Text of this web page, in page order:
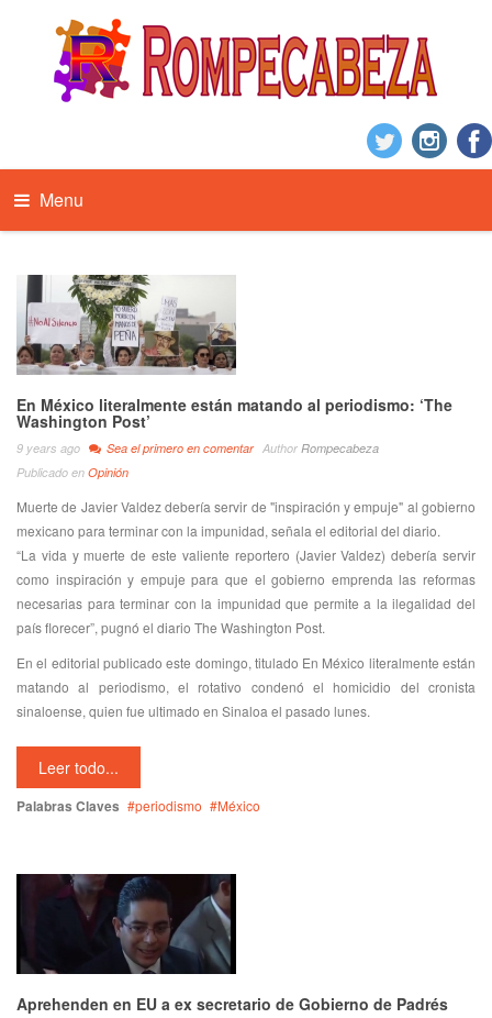
Menu
En México literalmente están matando al periodismo: ‘The
Washington Post’
9 years ago Sea el primero en comentar Author Rompecabeza
Publicado en Opinión
Muerte de Javier Valdez debería servir de "inspiración y empuje" al gobierno
mexicano para terminar con la impunidad, señala el editorial del diario.
“La vida y muerte de este valiente reportero (Javier Valdez) debería servir
como inspiración y empuje para que el gobierno emprenda las reformas
necesarias para terminar con la impunidad que permite a la ilegalidad del
país florecer”, pugnó el diario The Washington Post.
En el editorial publicado este domingo, titulado En México literalmente están
matando al periodismo, el rotativo condenó el homicidio del cronista
sinaloense, quien fue ultimado en Sinaloa el pasado lunes.
Leer todo...
Palabras Claves periodismo México
Aprehenden en EU a ex secretario de Gobierno de Padrés